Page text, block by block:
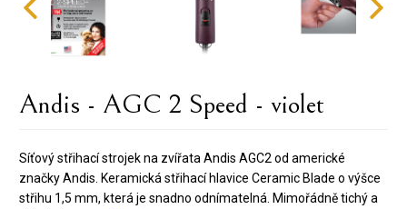
Andis - AGC 2 Speed - violet
Síťový střihací strojek na zvířata Andis AGC2 od americké
značky Andis. Keramická střihací hlavice Ceramic Blade o výšce
střihu 1,5 mm, která je snadno odnímatelná. Mimořádně tichý a